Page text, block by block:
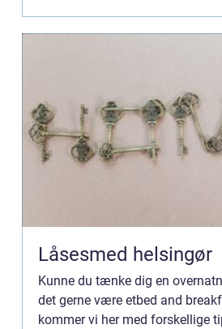
Låsesmed helsingør
Kunne du tænke dig en
det gerne være etbed and
kommer vi her med forskellige